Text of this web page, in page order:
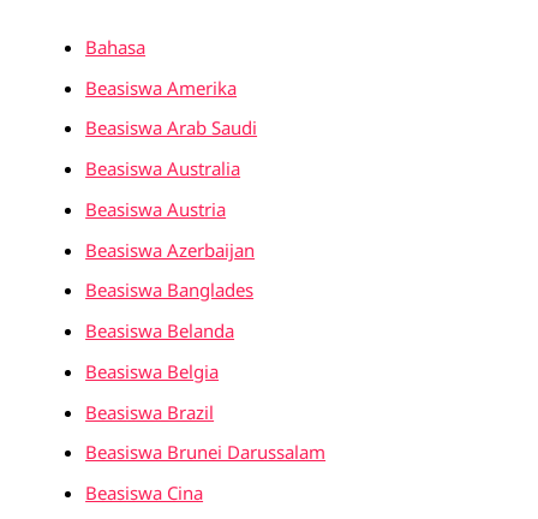
Bahasa
Beasiswa Amerika
Beasiswa Arab Saudi
Beasiswa Australia
Beasiswa Austria
Beasiswa Azerbaijan
Beasiswa Banglades
Beasiswa Belanda
Beasiswa Belgia
Beasiswa Brazil
Beasiswa Brunei Darussalam
Beasiswa Cina